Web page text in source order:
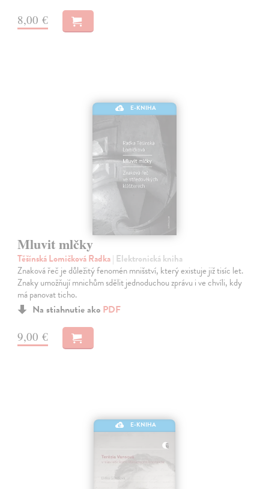
8,00 €
E-KNIHA
Mluvit mlčky
Těšínská Lomičková Radka| Elektronická kniha
Znaková řeč je důležitý fenomén mnišství, který existuje již tisíc let.
Znaky umožňují mnichům sdělit jednoduchou zprávu i ve chvíli, kdy
má panovat ticho.
Na stiahnutie ako PDF
9,00 €
E-KNIHA